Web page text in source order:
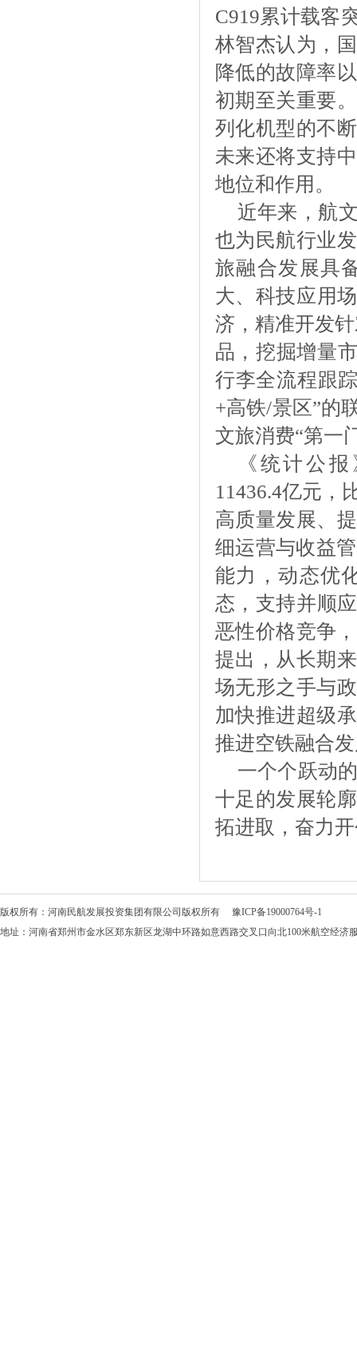
C919累计载客
林智杰认为，
降低的故障率
初期至关重要
列化机型的不
未来还将支持
地位和作用。
近年来，航
也为民航行业
旅融合发展具
大、科技应用
济，精准开发
品，挖掘增量
行李全流程跟
+高铁/景区”的
文旅消费“第一
《统计公
11436.4亿元，
高质量发展、
细运营与收益
能力，动态优
态，支持并顺
恶性价格竞争
提出，从长期
场无形之手与
加快推进超级
推进空铁融合
一个个跃动
十足的发展轮
拓进取，奋力
版权所有：河南民航发展投资集团有限公司版权所有 豫ICP备19000764号-1
地址：河南省郑州市金水区郑东新区龙湖中环路如意西路交叉口向北100米航空经济